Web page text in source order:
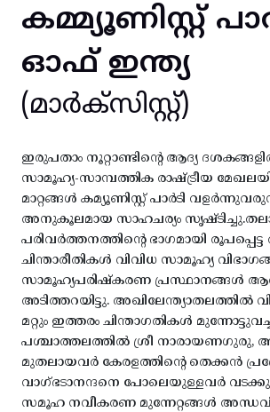
കമ്മ്യൂണിസ്റ്റ്
ഓഫ് ഇന്ത്യ
(മാർക്സിസ്റ്റ്)
ഇരുപതാം നൂറ്റാണ്ടിന്റെ ആദ്യ
സാമൂഹ്യ-സാമ്പത്തിക രാഷ്ട്രീയ
മാറ്റങ്ങൾ കമ്യൂണിസ്റ്റ് പാർടി
അനുകൂലമായ സാഹചര്യം
പരിവർത്തനത്തിന്റെ ഭാഗമായി
ചിന്താരീതികൾ വിവിധ സാമൂഹ്യ
സാമൂഹ്യപരിഷ്കരണ പ്രസ്ഥാനങ്ങൾ
അടിത്തറയിട്ടു. അഖിലേന്ത്യാതലത്തിൽ
മറ്റും ഇത്തരം ചിന്താഗതികൾ
പശ്ചാത്തലത്തിൽ ശ്രീ നാരായണഗുരു,
മുതലായവർ കേരളത്തിന്റെ തെക്കൻ
വാഗ്ഭടാനന്ദനെ പോലെയുള്ളവർ വടക്കും
സമൂഹ നവീകരണ മുന്നേറ്റങ്ങൾ